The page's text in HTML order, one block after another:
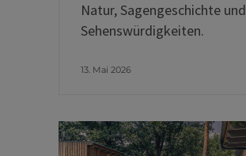
Natur, Sagengeschichte und
Sehenswürdigkeiten.
13. Mai 2026